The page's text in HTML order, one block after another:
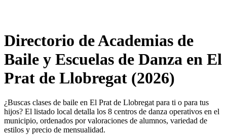
Directorio de Academias de
Baile y Escuelas de Danza en El
Prat de Llobregat (2026)
¿Buscas clases de baile en El Prat de Llobregat para ti o para tus
hijos? El listado local detalla los 8 centros de danza operativos en el
municipio, ordenados por valoraciones de alumnos, variedad de
estilos y precio de mensualidad.